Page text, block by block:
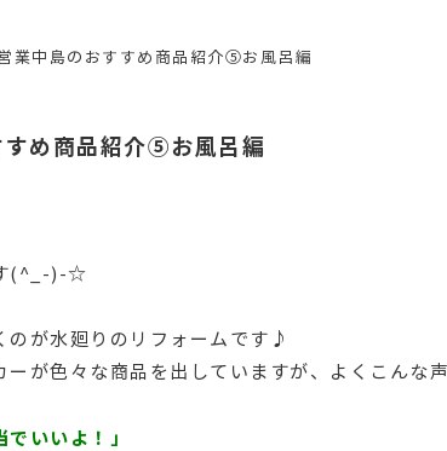
業中島のおすすめ商品紹介⑤お風呂編
すめ商品紹介⑤お風呂編
す(^_-)-☆
のが水廻りのリフォームです♪
が色々な商品を出していますが、よくこんな
いいよ！」